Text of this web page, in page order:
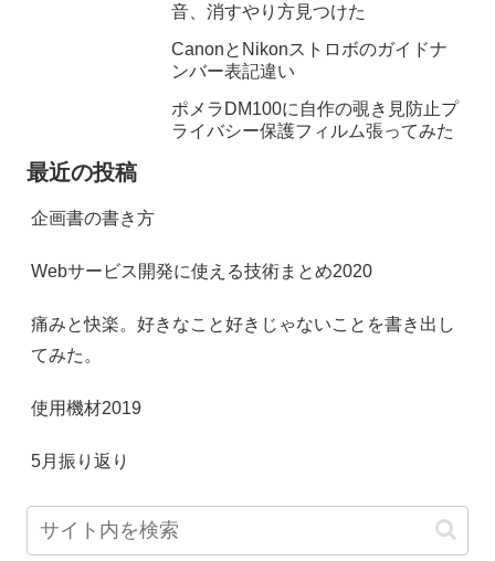
音、消すやり方見つけた
CanonとNikonストロボのガイドナ
ンバー表記違い
ポメラDM100に自作の覗き見防止プ
ライバシー保護フィルム張ってみた
最近の投稿
企画書の書き方
Webサービス開発に使える技術まとめ2020
痛みと快楽。好きなこと好きじゃないことを書き出し
てみた。
使用機材2019
5月振り返り